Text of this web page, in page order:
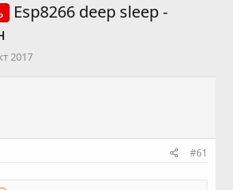
Esp8266 deep sleep -
2017
#61